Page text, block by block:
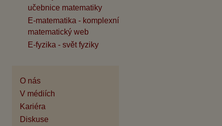
učebnice matematiky
E-matematika - komplexní
matematický web
E-fyzika - svět fyziky
O nás
V médiích
Kariéra
Diskuse